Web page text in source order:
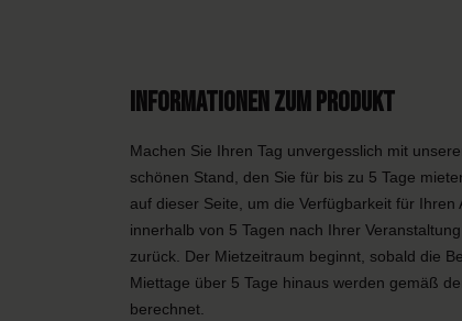
Informationen zum Produkt
Machen Sie Ihren Tag unvergesslich mit
schönen Stand, den Sie für bis zu 5 Tage
auf dieser Seite, um die Verfügbarkeit für Ihren
innerhalb von 5 Tagen nach Ihrer
zurück. Der Mietzeitraum beginnt, sobald die
Miettage über 5 Tage hinaus werden gemäß
berechnet.